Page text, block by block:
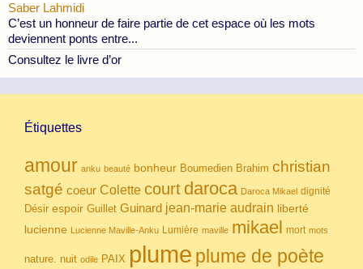
Saber Lahmidi
C’est un honneur de faire partie de cet espace où les mots
deviennent ponts entre...
Consultez le livre d’or
Étiquettes
amour anku beauté bonheur Boumedien Brahim christian
satgé coeur Colette court daroca Daroca Mikael dignité
Désir espoir Guillet Guinard jean-marie audrain liberté
lucienne Lucienne Maville-Anku Lumière maville mikael mort mots
nature. nuit odile PAIX plume plume de poète